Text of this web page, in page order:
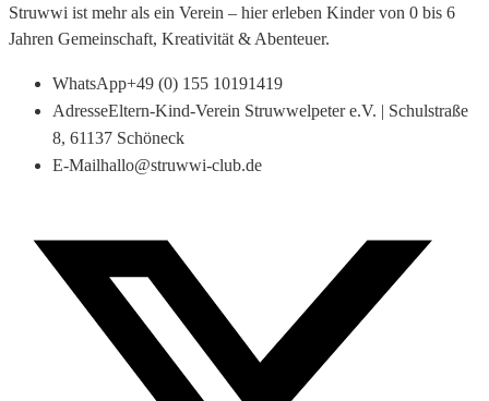
Struwwi ist mehr als ein Verein – hier erleben Kinder von 0 bis 6
Jahren Gemeinschaft, Kreativität & Abenteuer.
WhatsApp+49 (0) 155 10191419
AdresseEltern-Kind-Verein Struwwelpeter e.V. | Schulstraße
8, 61137 Schöneck
E-Mailhallo@struwwi-club.de